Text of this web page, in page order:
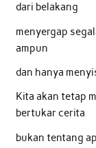
dari belakang
menyergap
ampun
dan hanya
Kita akan tetap
bertukar cerita
bukan tentang